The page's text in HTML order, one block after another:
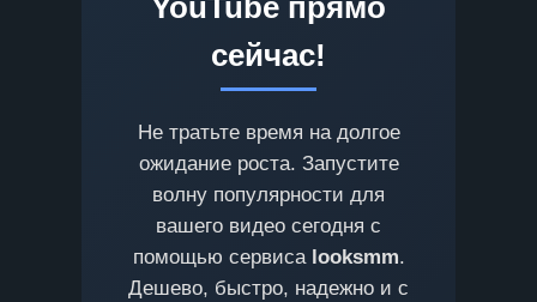
YouTube прямо
сейчас!
Не тратьте время на долгое
ожидание роста. Запустите
волну популярности для
вашего видео сегодня с
помощью сервиса looksmm.
Дешево, быстро, надежно и с